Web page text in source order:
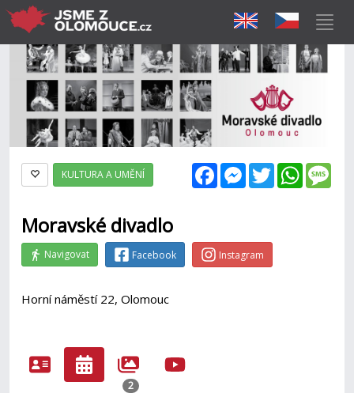
FacebookMessenger
Twitter
KULTURA A UMĚNÍ
Moravské divadlo
Navigovat Facebook Instagram
Horní náměstí 22, Olomouc
2